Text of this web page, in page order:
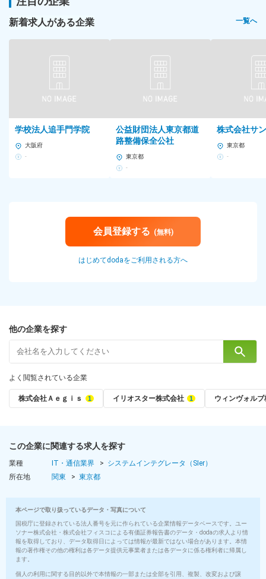
新着求人がある企業 一覧へ
学校法人追手門学院
大阪府
-
公益財団法人東京都道
路整備保全公社
東京都
-
株式会社サ
東京都
-
会員登録する (無料)
はじめてdodaをご利用される方へ
他の企業を探す
よく閲覧されている企業
株式会社Ａｅｇｉｓ イリオスター株式会社 ウィンヴォル
この企業に関連する求人を探す
業種 IT・通信業界
システムインテグレータ（SIer）
所在地
関東 東京都
本ページで取り扱っているデータ・写真について
国税庁に登録されている法人番号を元に作られている企業情報データベースです。ユー
ソナー株式会社・株式会社フィスコによる有価証券報告書のデータ・dodaの求人より情
報を取得しており、データ取得日によっては情報が最新ではない場合があります。本情
報の著作権その他の権利は各データ提供元事業者または各データに係る権利者に帰属し
ます。
個人の利用に関する目的以外で本情報の一部または全部を引用、複製、改変および譲